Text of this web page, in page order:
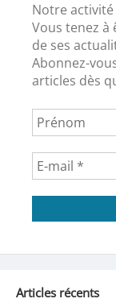
Notre
Vous tenez
de ses
Abonnez-
articles dès
Articles récents